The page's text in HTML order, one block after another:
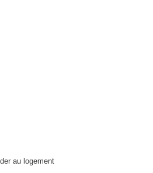
au logement